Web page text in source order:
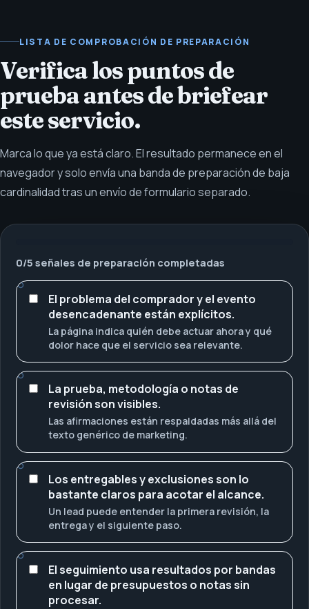
LISTA DE COMPROBACIÓN DE PREPARACIÓN
Verifica los puntos de
prueba antes de briefear
este servicio.
Marca lo que ya está claro. El resultado permanece en el
navegador y solo envía una banda de preparación de baja
cardinalidad tras un envío de formulario separado.
0/5 señales de preparación completadas
El problema del comprador y el evento
desencadenante están explícitos.
La página indica quién debe actuar ahora y qué
dolor hace que el servicio sea relevante.
La prueba, metodología o notas de
revisión son visibles.
Las afirmaciones están respaldadas más allá del
texto genérico de marketing.
Los entregables y exclusiones son lo
bastante claros para acotar el alcance.
Un lead puede entender la primera revisión, la
entrega y el siguiente paso.
El seguimiento usa resultados por bandas
en lugar de presupuestos o notas sin
procesar.